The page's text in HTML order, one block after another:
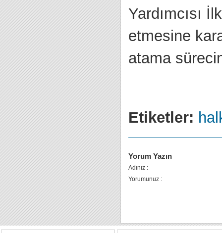
Yardımcısı
etmesine
atama
Etiketler:
Yorum Yazın
Adınız :
Yorumunuz :